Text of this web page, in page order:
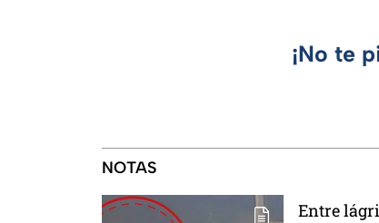
¡No te
NOTAS
Entre